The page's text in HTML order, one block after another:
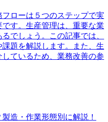
ローは５つのステップで実
す。生産管理は、重要な業
でしょう。この記事では、
題を解説します。また、生
ているため、業務改善の参
造・作業形態別に解説！